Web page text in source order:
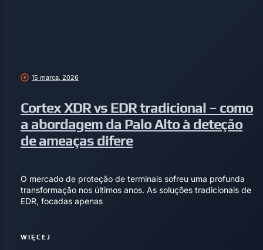
15 marca, 2026
Cortex XDR vs EDR tradicional – como
a abordagem da Palo Alto à deteção
de ameaças difere
O mercado de proteção de terminais sofreu uma profunda
transformação nos últimos anos. As soluções tradicionais de
EDR, focadas apenas
WIĘCEJ